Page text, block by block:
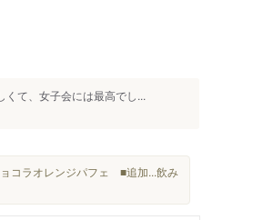
て、女子会には最高でし...
ラオレンジパフェ ■追加...飲み